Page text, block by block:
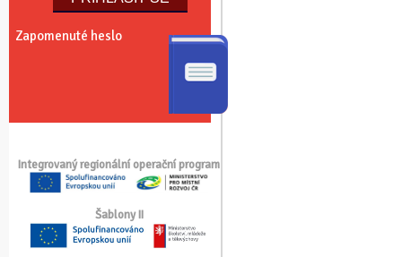
Zapomenuté heslo
Integrovaný regionální operační program
Šablony II